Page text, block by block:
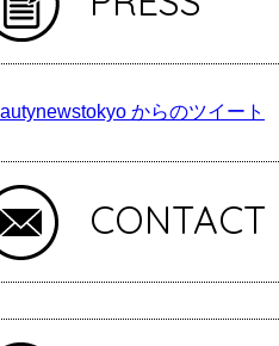
からのツイート
CONTACT